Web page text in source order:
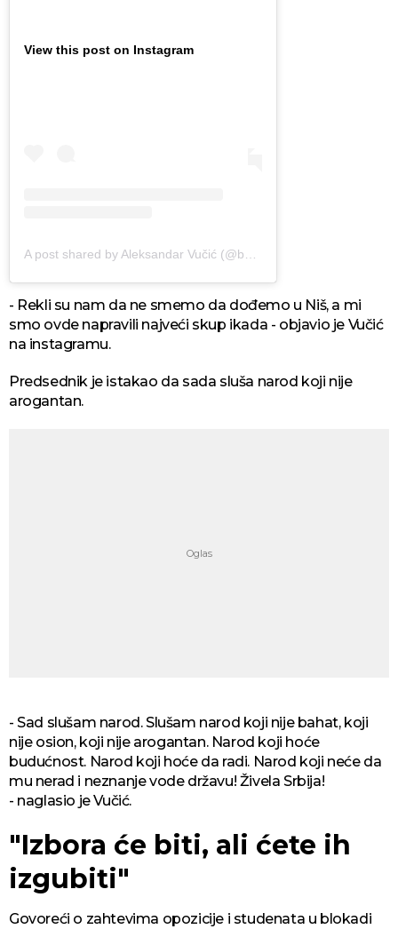
View this post on Instagram
A post shared by Aleksandar Vučić (@buducnostsrbijeav)
- Rekli su nam da ne smemo da dođemo u Niš, a mi
smo ovde napravili najveći skup ikada - objavio je Vučić
na instagramu.
Predsednik je istakao da sada sluša narod koji nije
arogantan.
- Sad slušam narod. Slušam narod koji nije bahat, koji
nije osion, koji nije arogantan. Narod koji hoće
budućnost. Narod koji hoće da radi. Narod koji neće da
mu nerad i neznanje vode državu! Živela Srbija!
- naglasio je Vučić.
"Izbora će biti, ali ćete ih
izgubiti"
Govoreći o zahtevima opozicije i studenata u blokadi